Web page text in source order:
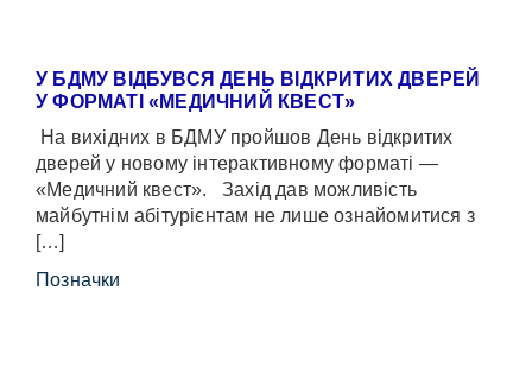
У БДМУ ВІДБУВСЯ ДЕНЬ ВІДКРИТИХ ДВЕРЕЙ
У ФОРМАТІ «МЕДИЧНИЙ КВЕСТ»
На вихідних в БДМУ пройшов День відкритих
дверей у новому інтерактивному форматі —
«Медичний квест». Захід дав можливість
майбутнім абітурієнтам не лише ознайомитися з
[…]
Позначки